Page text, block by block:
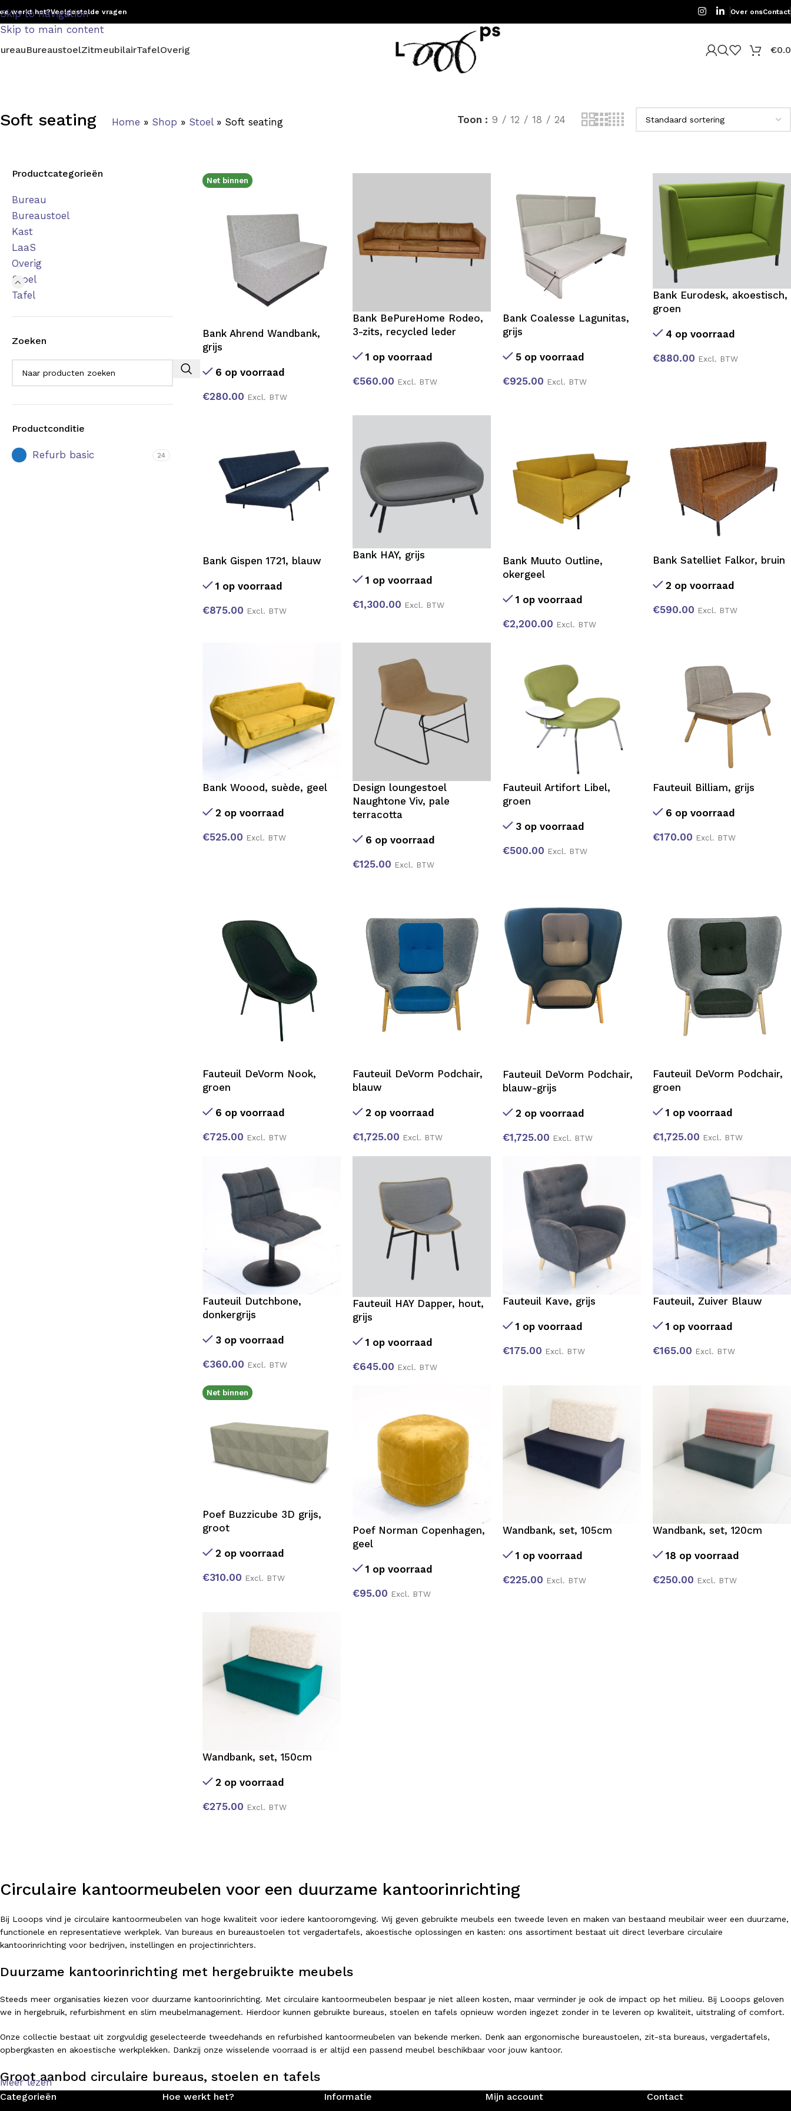
Skip to navigation
Skip to main content
werkt het?Veelgestelde vragen Over onsContact
BureaustoelZitmeubilairTafelOverig €
Soft seating Home » Shop » Stoel» Soft seating Toon 9 12 18 24
Productcategorieën
Bureau
Bureaustoel
Kast
LaaS
Overig
Stoel
Tafel
Zoeken
Productconditie
Refurb basic 24
Net binnen
Bank Ahrend Wandbank,
grijs
6 op voorraad
€280.00 Excl. BTW
Bank BePureHome Rodeo,
3-zits, recycled leder
1 op voorraad
€560.00 Excl. BTW
Bank Coalesse Lagunitas,
grijs
5 op voorraad
€925.00 Excl. BTW
Bank Eurodesk, akoestisch,
groen
4 op voorraad
€880.00 Excl. BTW
Bank Gispen 1721, blauw
1 op voorraad
€875.00 Excl. BTW
Bank HAY, grijs
1 op voorraad
€1,300.00 Excl. BTW
Bank Muuto Outline,
okergeel
1 op voorraad
€2,200.00 Excl. BTW
Bank Satelliet Falkor, bruin
2 op voorraad
€590.00 Excl. BTW
Bank Woood, suède, geel
2 op voorraad
€525.00 Excl. BTW
Design loungestoel
Naughtone Viv, pale
terracotta
6 op voorraad
€125.00 Excl. BTW
Fauteuil Artifort Libel,
groen
3 op voorraad
€500.00 Excl. BTW
Fauteuil Billiam, grijs
6 op voorraad
€170.00 Excl. BTW
Fauteuil DeVorm Nook,
groen
6 op voorraad
€725.00 Excl. BTW
Fauteuil DeVorm Podchair,
blauw
2 op voorraad
€1,725.00 Excl. BTW
Fauteuil DeVorm Podchair,
blauw-grijs
2 op voorraad
€1,725.00 Excl. BTW
Fauteuil DeVorm Podchair,
groen
1 op voorraad
€1,725.00 Excl. BTW
Fauteuil Dutchbone,
donkergrijs
3 op voorraad
€360.00 Excl. BTW
Fauteuil HAY Dapper, hout,
grijs
1 op voorraad
€645.00 Excl. BTW
Fauteuil Kave, grijs
1 op voorraad
€175.00 Excl. BTW
Fauteuil, Zuiver Blauw
1 op voorraad
€165.00 Excl. BTW
Net binnen
Poef Buzzicube 3D grijs,
groot
2 op voorraad
€310.00 Excl. BTW
Poef Norman Copenhagen,
geel
1 op voorraad
€95.00 Excl. BTW
Wandbank, set, 105cm
1 op voorraad
€225.00 Excl. BTW
Wandbank, set, 120cm
18 op voorraad
€250.00 Excl. BTW
Wandbank, set, 150cm
2 op voorraad
€275.00 Excl. BTW
Circulaire kantoormeubelen voor een duurzame kantoorinrichting
Bij Looops vind je circulaire kantoormeubelen van hoge kwaliteit voor iedere kantooromgeving. Wij geven gebruikte meubels een tweede leven en maken van bestaand meubilair weer een duurzame,
functionele en representatieve werkplek. Van bureaus en bureaustoelen tot vergadertafels, akoestische oplossingen en kasten: ons assortiment bestaat uit direct leverbare circulaire
kantoorinrichting voor bedrijven, instellingen en projectinrichters.
Duurzame kantoorinrichting met hergebruikte meubels
Steeds meer organisaties kiezen voor duurzame kantoorinrichting. Met circulaire kantoormeubelen bespaar je niet alleen kosten, maar verminder je ook de impact op het milieu. Bij Looops geloven
we in hergebruik, refurbishment en slim meubelmanagement. Hierdoor kunnen gebruikte bureaus, stoelen en tafels opnieuw worden ingezet zonder in te leveren op kwaliteit, uitstraling of comfort.
Onze collectie bestaat uit zorgvuldig geselecteerde tweedehands en refurbished kantoormeubelen van bekende merken. Denk aan ergonomische bureaustoelen, zit-sta bureaus, vergadertafels,
opbergkasten en akoestische werkplekken. Dankzij onze wisselende voorraad is er altijd een passend meubel beschikbaar voor jouw kantoor.
Groot aanbod circulaire bureaus, stoelen en tafels
Of je nu op zoek bent naar een ergonomische bureaustoel, een verstelbaar bureau of een complete vergaderopstelling: bij Looops vind je een breed assortiment circulaire kantoormeubelen. Onze
Meer lezen
Categorieën Hoe werkt het? Informatie Mijn account Contact